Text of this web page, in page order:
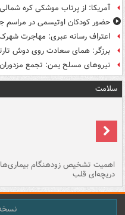
آمریکا: از پرتاب موشکی کره
حضور کودکان اوتیسمی در مراسم
اعتراف رسانه عبری: مهاجرت شهرک‌نشینان ۵۰ درصد
برزگر: همای سعادت روی دوش
نیروهای مسلح یمن: تجمع
سلامت
اهمیت تشخیص زودهنگام
دریچه‌ای قلب